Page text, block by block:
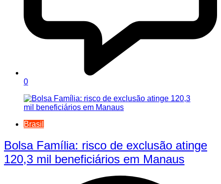
0
Brasil
Bolsa Família: risco de exclusão atinge
120,3 mil beneficiários em Manaus